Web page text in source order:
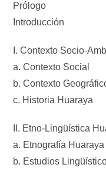
Prólogo
Introducción
I. Contexto Socio-
a. Contexto Social
b. Contexto
c. Historia Huaraya
II. Etno-Lingüí­stica
a. Etnografí­a Huaraya
b. Estudios